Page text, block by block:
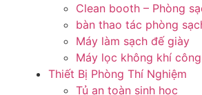
Clean booth – Phòng
bàn thao tác phòng
Máy làm sạch đế giày
Máy lọc không khí
Thiết Bị Phòng Thí Nghiệm
Tủ an toàn sinh học